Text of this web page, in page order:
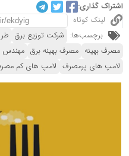
اشتراک گذاری:
لینک کوتاه
برچسب‌ها: شرکت توزیع برق
مصرف بهینه مصرف بهینه برق مهندس
لامپ های پرمصرف لامپ های کم